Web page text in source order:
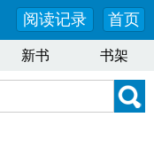
首页
阅读记录
新书 书架